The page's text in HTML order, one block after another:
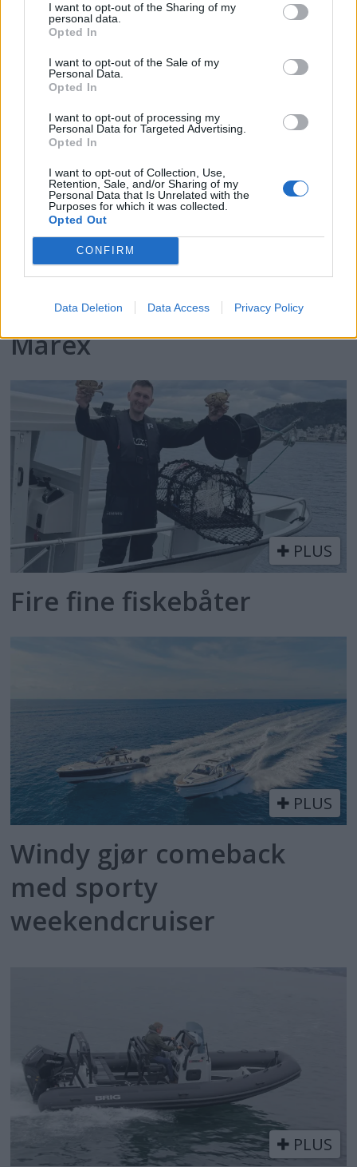
I want to opt-out of the Sharing of my
personal data.
Opted In
I want to opt-out of the Sale of my
Personal Data.
Opted In
I want to opt-out of processing my
Personal Data for Targeted Advertising.
Opted In
I want to opt-out of Collection, Use,
Retention, Sale, and/or Sharing of my
Personal Data that Is Unrelated with the
Purposes for which it was collected.
Opted Out
CONFIRM
Data Deletion Data Access Privacy Policy
2025
Prøvekjørt: Mesterlig
familiebåt på 39 fot fra
Marex
PLUS
Fire fine fiskebåter
PLUS
Windy gjør comeback
med sporty
weekendcruiser
PLUS